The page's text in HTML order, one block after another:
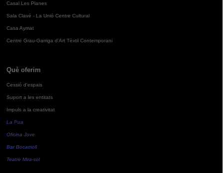
Casal Les Planes
Sala Clavé - La Unió Centre Cultural
Casa Aymat
Centre Grau-Garriga d'Art Tèxtil Contemporani
Què oferim
Cessió d'espais
Suport a les entitats
Impuls a la creativitat
La Pua
Oficina Jove
Bar Bocamoll
Teatre Mira-sol